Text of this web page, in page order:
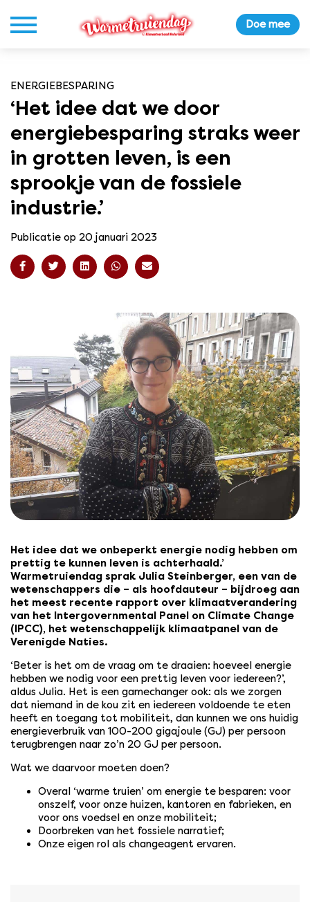
Doe mee
ENERGIEBESPARING
‘Het idee dat we door
energiebesparing straks weer
in grotten leven, is een
sprookje van de fossiele
industrie.’
Publicatie op 20 januari 2023
Het idee dat we onbeperkt energie nodig hebben om
prettig te kunnen leven is achterhaald.’
Warmetruiendag sprak Julia Steinberger, een van de
wetenschappers die – als hoofdauteur – bijdroeg aan
het meest recente rapport over klimaatverandering
van het Intergovernmental Panel on Climate Change
(IPCC), het wetenschappelijk klimaatpanel van de
Verenigde Naties.
‘Beter is het om de vraag om te draaien: hoeveel energie
hebben we nodig voor een prettig leven voor iedereen?’,
aldus Julia. Het is een gamechanger ook: als we zorgen
dat niemand in de kou zit en iedereen voldoende te eten
heeft en toegang tot mobiliteit, dan kunnen we ons huidig
energieverbruik van 100-200 gigajoule (GJ) per persoon
terugbrengen naar zo’n 20 GJ per persoon.
Wat we daarvoor moeten doen?
Overal ‘warme truien’ om energie te besparen: voor
onszelf, voor onze huizen, kantoren en fabrieken, en
voor ons voedsel en onze mobiliteit;
Doorbreken van het fossiele narratief;
Onze eigen rol als changeagent ervaren.